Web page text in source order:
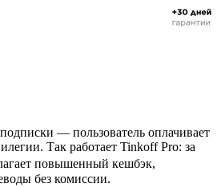
— пользователь оплачивает
Так работает Tinkoff Pro: за
повышенный кешбэк,
без комиссии.